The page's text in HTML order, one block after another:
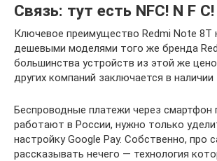
Связь: тут есть NFC! N F C!
Ключевое преимущество Redmi Note 8T
дешевыми моделями того же бренда
большинства устройств из этой же
других компаний заключается в наличии
Беспроводные платежи через смартфон
работают в России, нужно только
настройку Google Pay. Собственно, про
рассказывать нечего — технология